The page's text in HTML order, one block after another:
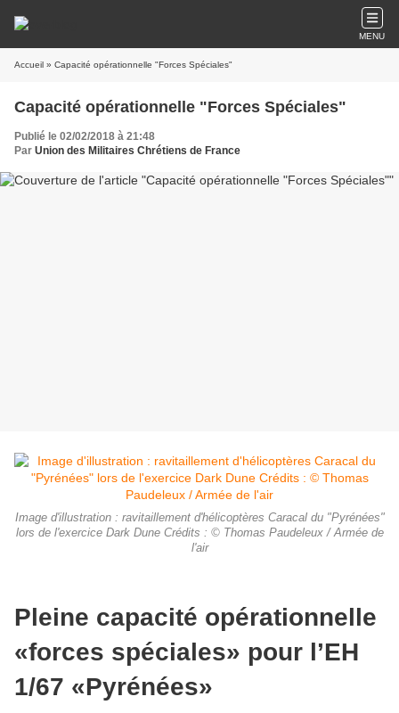
MENU
Accueil » Capacité opérationnelle "Forces Spéciales"
Capacité opérationnelle "Forces Spéciales"
Publié le 02/02/2018 à 21:48
Par Union des Militaires Chrétiens de France
Image d'illustration : ravitaillement d'hélicoptères Caracal du "Pyrénées"
lors de l'exercice Dark Dune Crédits : © Thomas Paudeleux / Armée de
l'air
Pleine capacité opérationnelle
«forces spéciales» pour l’EH
1/67 «Pyrénées»